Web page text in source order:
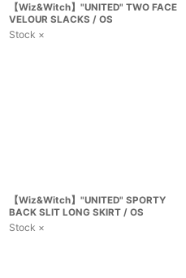
【Wiz&Witch】"UNITED" TWO FACE
VELOUR SLACKS / OS
Stock ×
【Wiz&Witch】"UNITED" SPORTY
BACK SLIT LONG SKIRT / OS
Stock ×